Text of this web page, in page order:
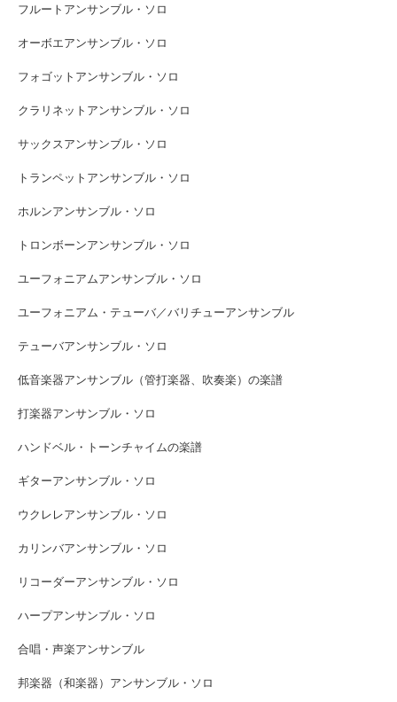
フルートアンサンブル・ソロ
オーボエアンサンブル・ソロ
フォゴットアンサンブル・ソロ
クラリネットアンサンブル・ソロ
サックスアンサンブル・ソロ
トランペットアンサンブル・ソロ
ホルンアンサンブル・ソロ
トロンボーンアンサンブル・ソロ
ユーフォニアムアンサンブル・ソロ
ユーフォニアム・テューバ／バリチューアンサンブル
テューバアンサンブル・ソロ
低音楽器アンサンブル（管打楽器、吹奏楽）の楽譜
打楽器アンサンブル・ソロ
ハンドベル・トーンチャイムの楽譜
ギターアンサンブル・ソロ
ウクレレアンサンブル・ソロ
カリンバアンサンブル・ソロ
リコーダーアンサンブル・ソロ
ハープアンサンブル・ソロ
合唱・声楽アンサンブル
邦楽器（和楽器）アンサンブル・ソロ